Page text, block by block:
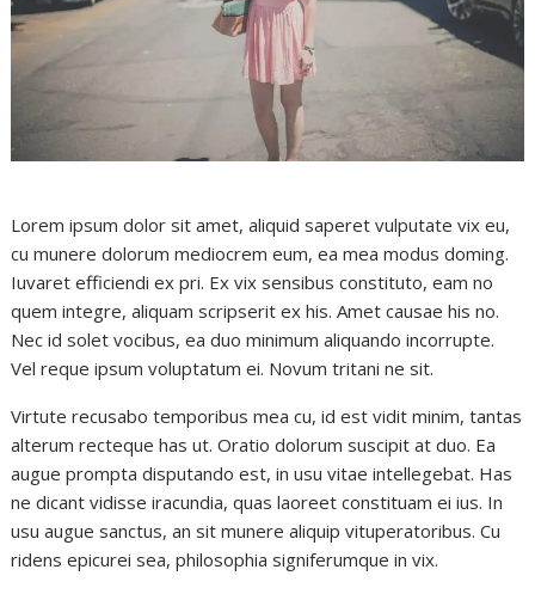
Lorem ipsum dolor sit amet, aliquid saperet vulputate vix eu,
cu munere dolorum mediocrem eum, ea mea modus doming.
Iuvaret efficiendi ex pri. Ex vix sensibus constituto, eam no
quem integre, aliquam scripserit ex his. Amet causae his no.
Nec id solet vocibus, ea duo minimum aliquando incorrupte.
Vel reque ipsum voluptatum ei. Novum tritani ne sit.
Virtute recusabo temporibus mea cu, id est vidit minim, tantas
alterum recteque has ut. Oratio dolorum suscipit at duo. Ea
augue prompta disputando est, in usu vitae intellegebat. Has
ne dicant vidisse iracundia, quas laoreet constituam ei ius. In
usu augue sanctus, an sit munere aliquip vituperatoribus. Cu
ridens epicurei sea, philosophia signiferumque in vix.